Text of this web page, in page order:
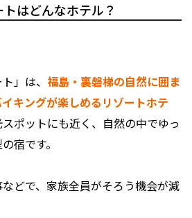
はどんなホテル？
」は、 福島・裏磐梯の自然に囲ま
キングが楽しめるリゾートホテ
ポットにも近く、自然の中でゆっ
宿です。
どで、家族全員がそろう機会が減